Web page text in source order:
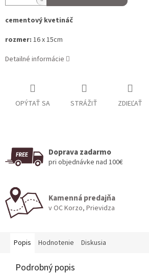
cementový kvetináč
rozmer: 16 x 15cm
Detailné informácie
OPÝTAŤ SA STRÁŽIŤ ZDIEĽAŤ
Doprava zadarmo
pri objednávke nad 100€
Kamenná predajňa
v OC Korzo, Prievidza
Popis Hodnotenie Diskusia
Podrobný popis